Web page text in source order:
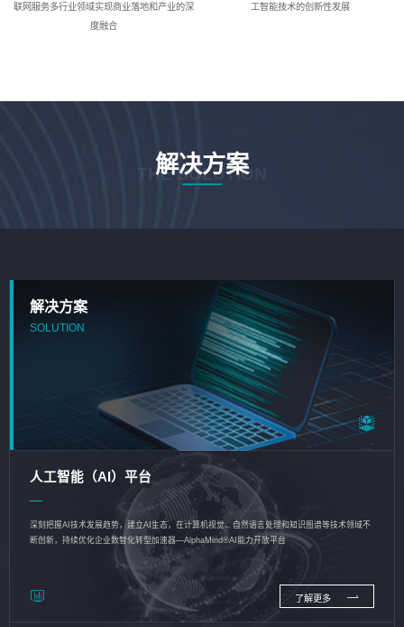
联网服务多行业领域实现商业落地和产业的深
度融合
工智能技术的创新性发展
解决方案
THE SOLUTION
解决方案
SOLUTION
人工智能（AI）平台
深刻把握AI技术发展趋势，建立AI生态，在计算机视觉、自然语言处理和知识图谱等技术领域不
断创新，持续优化企业数智化转型加速器—AlphaMind®AI能力开放平台
了解更多